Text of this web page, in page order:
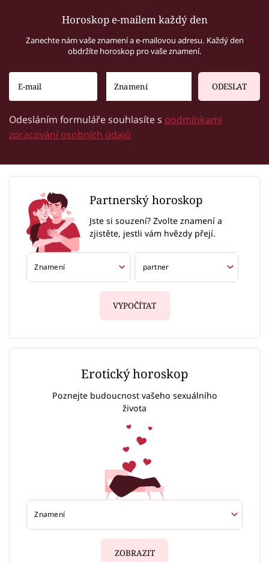
Horoskop e-mailem každý den
Zanechte nám vaše znamení a e-mailovou adresu. Každý den
obdržíte horoskop pro vaše znamení.
ODESLAT
Odesláním formuláře souhlasíte s podmínkami
zpracování osobních údajů
Partnerský horoskop
Jste si souzení? Zvolte znamení a
zjistěte, jestli vám hvězdy přejí.
VYPOČÍTAT
Erotický horoskop
Poznejte budoucnost vašeho sexuálního
života
ZOBRAZIT